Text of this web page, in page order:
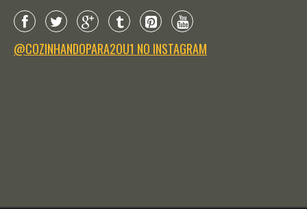
@COZINHANDOPARA2OU1 NO INSTAGRAM